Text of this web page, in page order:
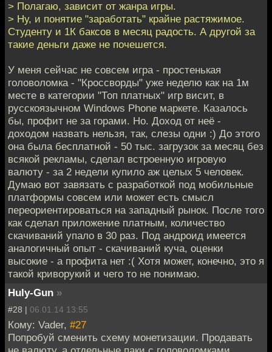
> Полагаю, зависит от жанра игры.
> Ну, и понятие "заработать" крайне растяжимое.
Студенту и 1К баксов в месяц радость. А другой за
такие деньги даже не почешется.
У меня сейчас не совсем игра - простенькая
головоломка - "Кроссворды" уже неделю как на 1м
месте в категории "Топ платных" игр висит, в
русскоязычном Windows Phone маркете. Казалось
бы, профит не за горами. Но. Доход от неё -
доходом назвать нельзя, так, слезы одни :) До этого
она была бесплатной - 50 тыс. загрузок за месяц без
всякой рекламы, сделал встроенную игровую
валюту - за 2 недели купило аж целых 5 человек.
Думаю вот завязать с разработкой под мобильные
платформы совсем или может есть смысл
переориентироваться на западный рынок. После того
как сделал приложение платным, количество
скачиваний упало в 30 раз. Под андроид имеется
аналогичный опыт - скачиваний куча, оценки
высокие - а профита нет :( Хотя может, конечно, это я
такой криворукий и чего то не понимаю.
Huly-Gun »
#28 | 06.01.14 13:55
Кому: Vader, #27
Попробуй сменить схему монетизации. Продавать